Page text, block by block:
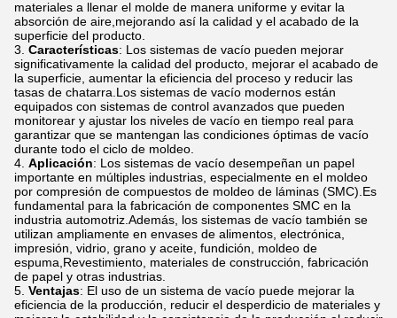
materiales a llenar el molde de manera uniforme y evitar la
absorción de aire,mejorando así la calidad y el acabado de la
superficie del producto.
Características: Los sistemas de vacío pueden mejorar
significativamente la calidad del producto, mejorar el acabado de
la superficie, aumentar la eficiencia del proceso y reducir las
tasas de chatarra.Los sistemas de vacío modernos están
equipados con sistemas de control avanzados que pueden
monitorear y ajustar los niveles de vacío en tiempo real para
garantizar que se mantengan las condiciones óptimas de vacío
durante todo el ciclo de moldeo.
Aplicación: Los sistemas de vacío desempeñan un papel
importante en múltiples industrias, especialmente en el moldeo
por compresión de compuestos de moldeo de láminas (SMC).Es
fundamental para la fabricación de componentes SMC en la
industria automotriz.Además, los sistemas de vacío también se
utilizan ampliamente en envases de alimentos, electrónica,
impresión, vidrio, grano y aceite, fundición, moldeo de
espuma,Revestimiento, materiales de construcción, fabricación
de papel y otras industrias.
Ventajas: El uso de un sistema de vacío puede mejorar la
eficiencia de la producción, reducir el desperdicio de materiales y